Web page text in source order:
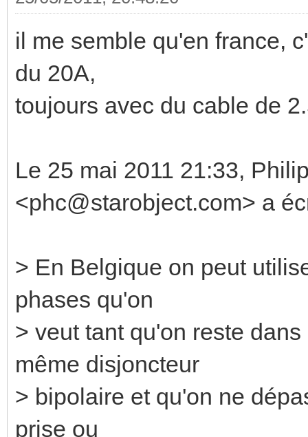
il me semble qu'en france,
du 20A,
toujours avec du cable de
Le 25 mai 2011 21:33,
<phc@starobject.com> a
> En Belgique on peut
phases qu'on
> veut tant qu'on reste
même disjoncteur
> bipolaire et qu'on ne
prise ou